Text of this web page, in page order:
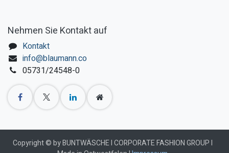
Nehmen Sie Kontakt auf
Kontakt
info@blaumann.co
05731/24548-0
Copyright © by BUNTWÄSCHE I CORPORATE FASHION GROUP I